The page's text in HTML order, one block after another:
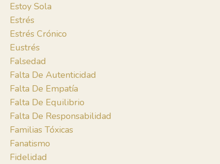
Estoy Sola
Estrés
Estrés Crónico
Eustrés
Falsedad
Falta De Autenticidad
Falta De Empatía
Falta De Equilibrio
Falta De Responsabilidad
Familias Tóxicas
Fanatismo
Fidelidad